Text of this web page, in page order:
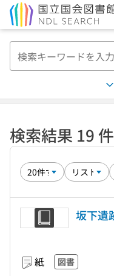
検索結果 19 件
坂下遺
紙 図書